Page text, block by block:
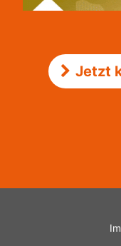
Jetzt